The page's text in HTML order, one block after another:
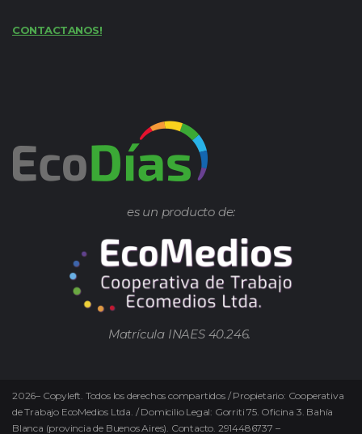
CONTACTANOS!
es un producto de:
Matrícula INAES 40.246.
2026– Copyleft. Todos los derechos compartidos / Propietario: Cooperativa
de Trabajo EcoMedios Ltda. / Domicilio Legal: Gorriti 75. Oficina 3. Bahía
Blanca (provincia de Buenos Aires). Contacto. 2914486737 –